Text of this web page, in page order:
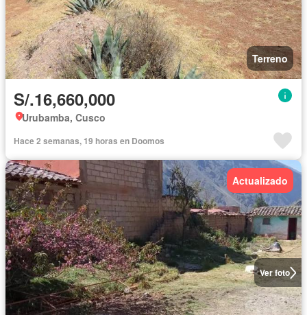
Terreno
S/.16,660,000
Urubamba, Cusco
Hace 2 semanas, 19 horas en Doomos
Ver foto
Actualizado